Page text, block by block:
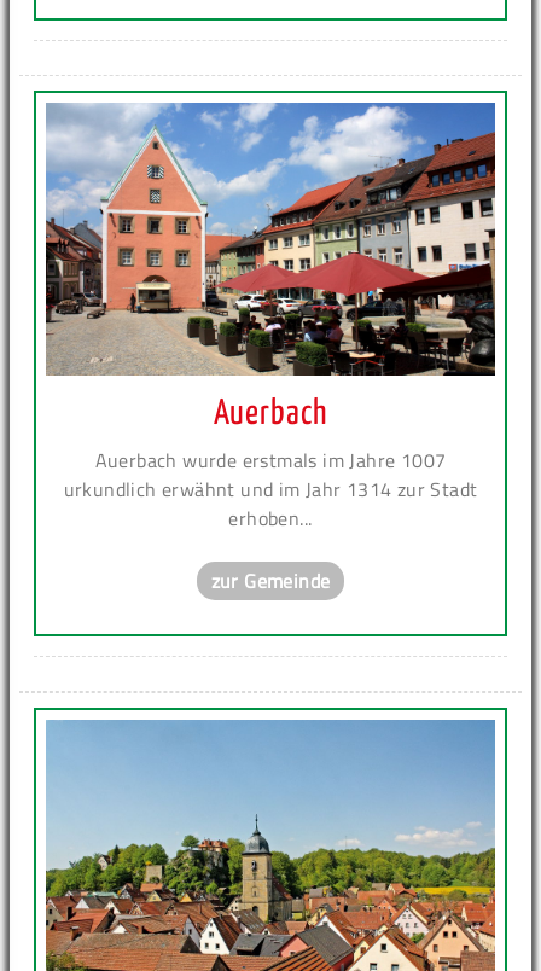
Auerbach
Auerbach wurde erstmals im Jahre 1007
urkundlich erwähnt und im Jahr 1314 zur Stadt
erhoben...
zur Gemeinde